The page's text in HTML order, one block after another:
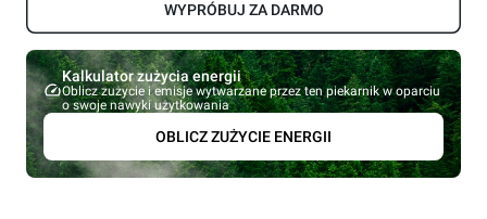
WYPRÓBUJ ZA DARMO
Kalkulator zużycia energii
Oblicz zużycie i emisje wytwarzane przez ten piekarnik w oparciu
o swoje nawyki użytkowania
OBLICZ ZUŻYCIE ENERGII